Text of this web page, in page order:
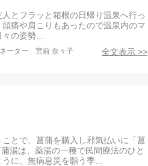
とフラッと箱根の日帰り温泉へ行っ
や肩こりもあったので温泉内のマ
の姿勢…
ーター 宮前 奈々子 全文表示 >>
とで、菖蒲を購入し邪気払いに「菖
湯は、薬湯の一種で民間療法のひと
に、無病息災を願う季…